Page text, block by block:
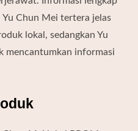
Yu Chun Mei tertera jelas
lokal, sedangkan Yu
mencantumkan informasi